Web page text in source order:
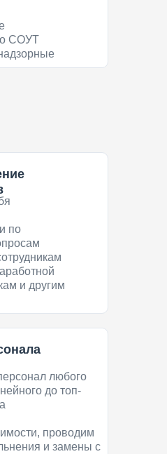
по доверенности
СОУТ
по
и другим
на
по доверенности
проводим
и замены с
любого
до топ-